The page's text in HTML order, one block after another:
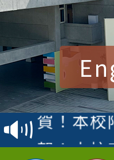
賀！本
賽 洪綺
名
賀！本校
倩參加桃
賀！本校